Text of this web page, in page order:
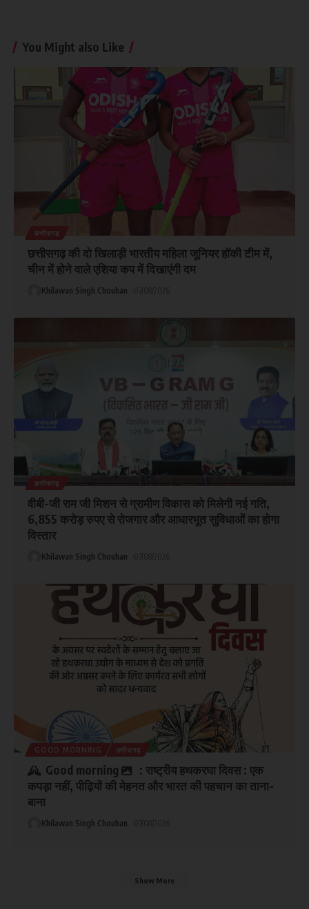
You Might also Like
छत्तीसगढ़
छत्तीसगढ़ की दो खिलाड़ी भारतीय महिला जूनियर हॉकी टीम में,
चीन में होने वाले एशिया कप में दिखाएंगी दम
Khilawan Singh Chouhan
छत्तीसगढ़
वीबी-जी राम जी मिशन से ग्रामीण विकास को मिलेगी नई गति,
6,855 करोड़ रुपए से रोजगार और आधारभूत सुविधाओं का होगा
विस्तार
Khilawan Singh Chouhan
GOOD MORNING छत्तीसगढ़
Good morning
: राष्ट्रीय हथकरघा दिवस : एक
कपड़ा नहीं, पीढ़ियों की मेहनत और भारत की पहचान का ताना-
बाना
Khilawan Singh Chouhan
Show More